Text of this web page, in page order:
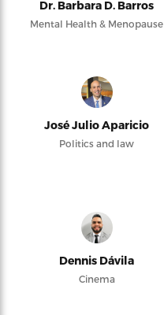
Dr. Barbara D. Barros
Mental Health & Menopause
José Julio Aparicio
Politics and law
Dennis Dávila
Cinema